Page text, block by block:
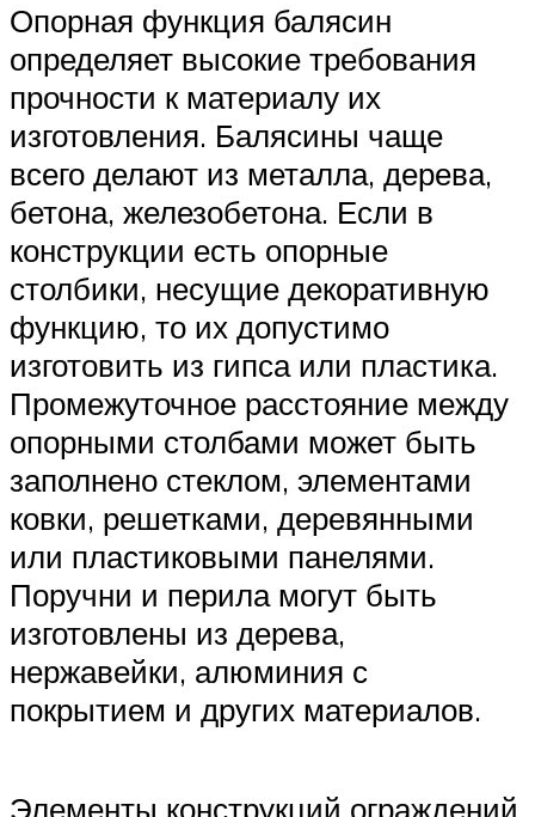
Опорная функция балясин
определяет высокие требования
прочности к материалу их
изготовления. Балясины чаще
всего делают из металла, дерева,
бетона, железобетона. Если в
конструкции есть опорные
столбики, несущие декоративную
функцию, то их допустимо
изготовить из гипса или пластика.
Промежуточное расстояние между
опорными столбами может быть
заполнено стеклом, элементами
ковки, решетками, деревянными
или пластиковыми панелями.
Поручни и перила могут быть
изготовлены из дерева,
нержавейки, алюминия с
покрытием и других материалов.
Элементы конструкций ограждений